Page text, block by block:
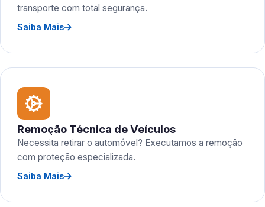
transporte com total segurança.
Saiba Mais
Remoção Técnica de Veículos
Necessita retirar o automóvel? Executamos a remoção
com proteção especializada.
Saiba Mais